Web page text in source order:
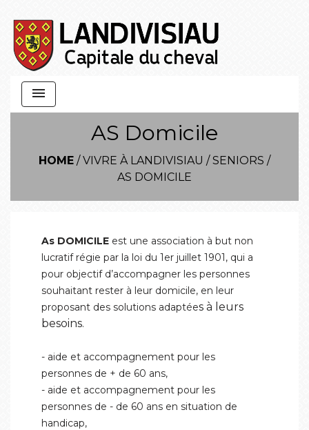
menu
AS Domicile
HOME /VIVRE À LANDIVISIAU /SENIORS /
AS DOMICILE
As DOMICILE est une association à but non
lucratif régie par la loi du 1er juillet 1901, qui a
pour objectif d’accompagner les personnes
souhaitant rester à leur domicile, en leur
proposant des solutions adaptées à leurs
besoins.
- aide et accompagnement pour les
personnes de + de 60 ans,
- aide et accompagnement pour les
personnes de - de 60 ans en situation de
handicap,